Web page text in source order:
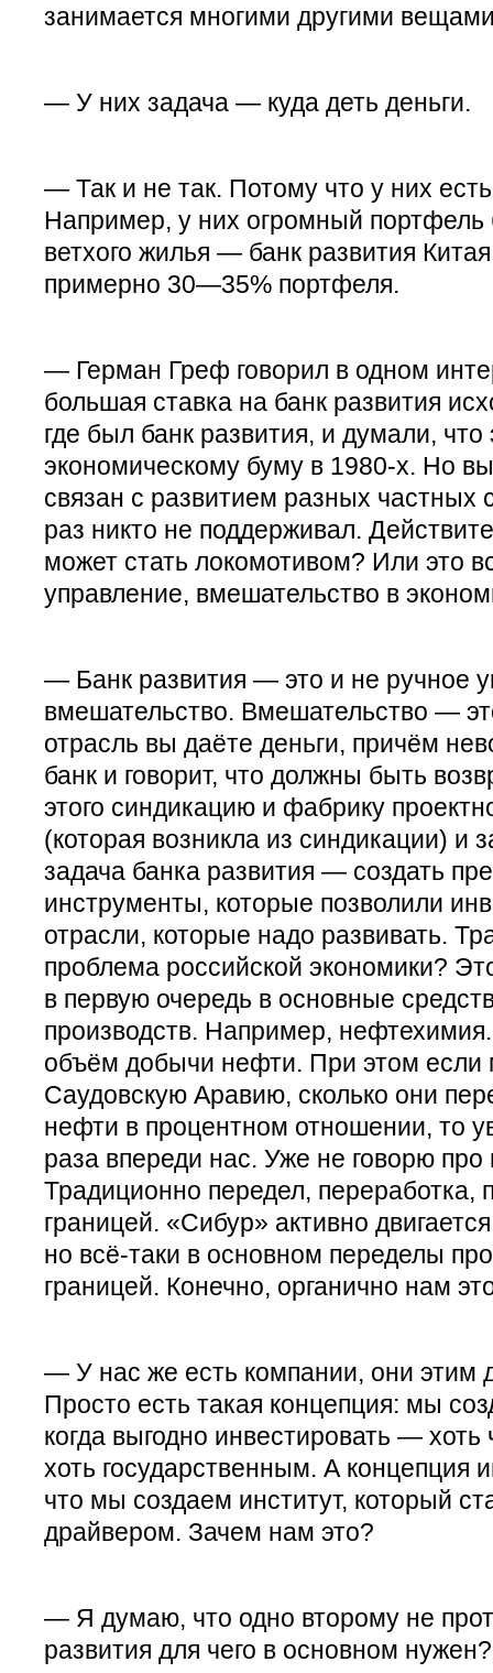
занимается многими другими
— У них задача — куда деть деньги.
— Так и не так. Потому что у них
Например, у них огромный
ветхого жилья — банк развития
примерно 30—35% портфеля.
— Герман Греф говорил в одном
большая ставка на банк развития
где был банк развития, и думали, что
экономическому буму в 1980-х. Но
связан с развитием разных частных
раз никто не поддерживал.
может стать локомотивом? Или это
управление, вмешательство в
— Банк развития — это и не ручное
вмешательство. Вмешательство —
отрасль вы даёте деньги, причём
банк и говорит, что должны быть
этого синдикацию и фабрику
(которая возникла из синдикации) и
задача банка развития — создать
инструменты, которые позволили
отрасли, которые надо развивать.
проблема российской экономики?
в первую очередь в основные
производств. Например,
объём добычи нефти. При этом
Саудовскую Аравию, сколько они
нефти в процентном отношении, то
раза впереди нас. Уже не говорю про
Традиционно передел, переработка,
границей. «Сибур» активно
но всё-таки в основном переделы
границей. Конечно, органично нам
— У нас же есть компании, они этим
Просто есть такая концепция: мы
когда выгодно инвестировать —
хоть государственным. А концепция
что мы создаем институт, который
драйвером. Зачем нам это?
— Я думаю, что одно второму не
развития для чего в основном